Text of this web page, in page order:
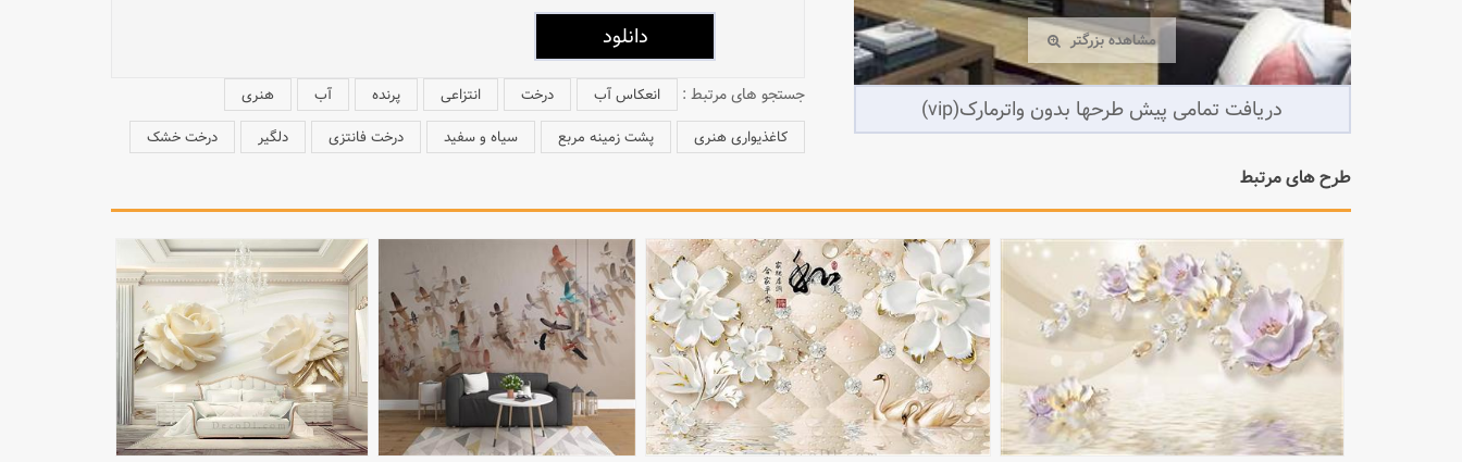
مشاهده بزرگتر
مشاهده بزرگتر
مشاهده بزرگتر
مشاهده بزرگتر
جستجو های مرتبط : انعکاس آب درخت انتزاعی پرنده آب
هنری
کاغذیواری هنری
پشت زمینه مربع سیاه و سفید درخت فانتزی دلگیر درخت خشک
طرح های مرتبط